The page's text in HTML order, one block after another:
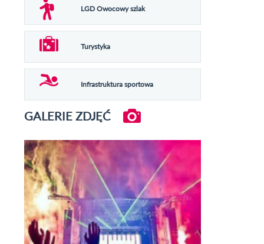
LGD Owocowy szlak
Turystyka
Infrastruktura sportowa
GALERIE ZDJĘĆ